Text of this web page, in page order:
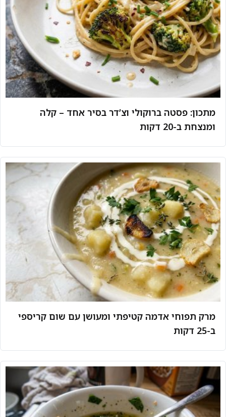
מתכון: פסטה ברוקולי וצ’דר בסיר אחד – קלה
ומנצחת ב-20 דקות
מרק תפוחי אדמה קטיפתי ומעושן עם שום קריספי
ב-25 דקות